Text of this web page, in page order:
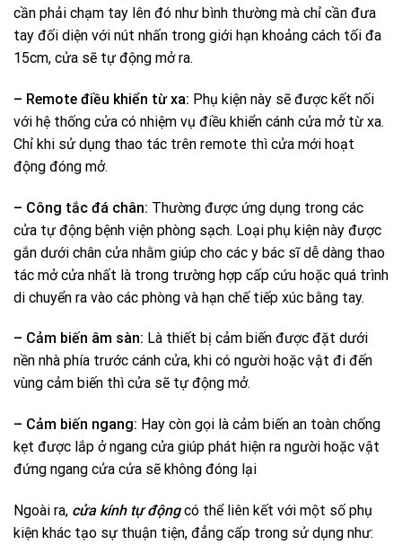
cần phải chạm tay lên đó như bình thường mà chỉ cần đưa
tay đối diện với nút nhấn trong giới hạn khoảng cách tối đa
15cm, cửa sẽ tự động mở ra.
– Remote điều khiển từ xa: Phụ kiện này sẽ được kết nối
với hệ thống cửa có nhiệm vụ điều khiển cánh cửa mở từ xa.
Chỉ khi sử dụng thao tác trên remote thì cửa mới hoạt
động đóng mở.
– Công tắc đá chân: Thường được ứng dụng trong các
cửa tự động bệnh viện phòng sạch. Loại phụ kiện này được
gắn dưới chân cửa nhằm giúp cho các y bác sĩ dễ dàng thao
tác mở cửa nhất là trong trường hợp cấp cứu hoặc quá trình
di chuyển ra vào các phòng và hạn chế tiếp xúc bằng tay.
– Cảm biến âm sàn: Là thiết bị cảm biến được đặt dưới
nền nhà phía trước cánh cửa, khi có người hoặc vật đi đến
vùng cảm biến thì cửa sẽ tự động mở.
– Cảm biến ngang: Hay còn gọi là cảm biến an toàn chống
kẹt được lắp ở ngang cửa giúp phát hiện ra người hoặc vật
đứng ngang cửa cửa sẽ không đóng lại
Ngoài ra, cửa kính tự độngcó thể liên kết với một số phụ
kiện khác tạo sự thuận tiện, đẳng cấp trong sử dụng như: